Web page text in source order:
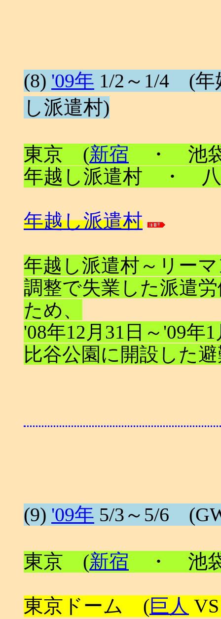
(8) '09年 1/2～1/4 (年
し派遣村)
東京 (新宿 ・ 池
年越し派遣村 ・ 八
年越し派遣村
年越し派遣村～リー
調整で失業した派遣
ため、
'08年12月31日～'09年
比谷公園に開設した
(9) '09年 5/3～5/6
東京 (新宿 ・ 池
東京ドーム (巨人